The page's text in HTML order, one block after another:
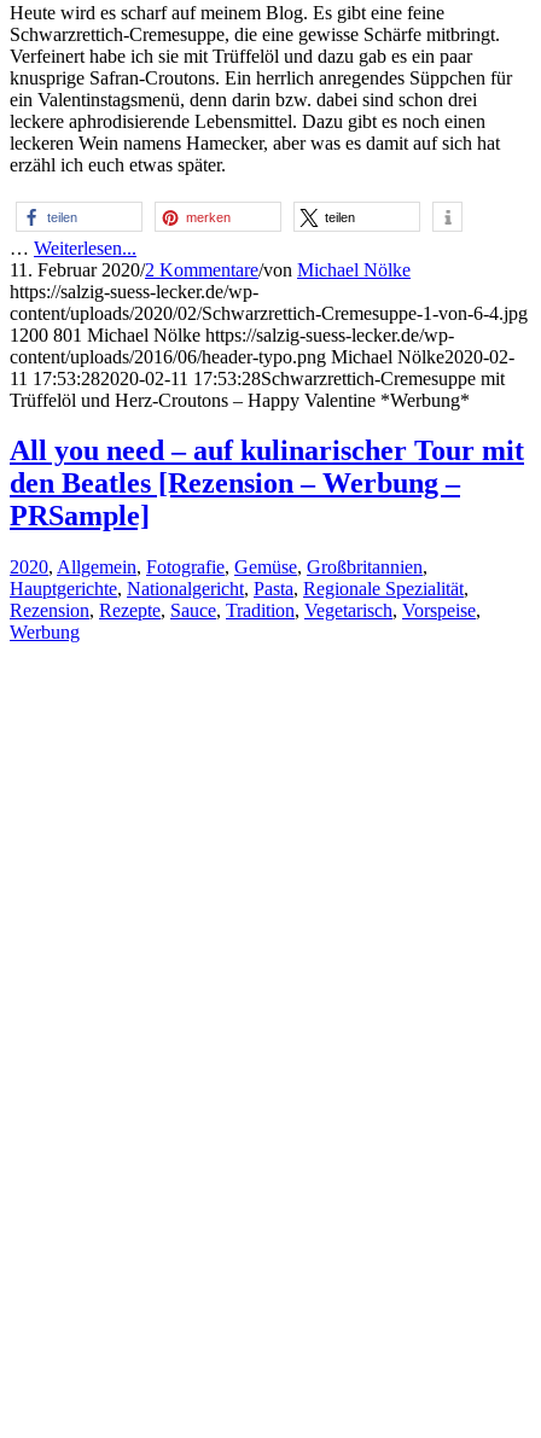
Heute wird es scharf auf meinem Blog. Es gibt eine feine
Schwarzrettich-Cremesuppe, die eine gewisse Schärfe mitbringt.
Verfeinert habe ich sie mit Trüffelöl und dazu gab es ein paar
knusprige Safran-Croutons. Ein herrlich anregendes Süppchen für
ein Valentinstagsmenü, denn darin bzw. dabei sind schon drei
leckere aphrodisierende Lebensmittel. Dazu gibt es noch einen
leckeren Wein namens Hamecker, aber was es damit auf sich hat
erzähl ich euch etwas später.
teilen merken teilen
… Weiterlesen...
11. Februar 2020/2 Kommentare/von Michael Nölke
https://salzig-suess-lecker.de/wp-
content/uploads/2020/02/Schwarzrettich-Cremesuppe-1-von-6-4.jpg
1200 801 Michael Nölke https://salzig-suess-lecker.de/wp-
content/uploads/2016/06/header-typo.png Michael Nölke2020-02-
11 17:53:282020-02-11 17:53:28Schwarzrettich-Cremesuppe mit
Trüffelöl und Herz-Croutons – Happy Valentine *Werbung*
All you need – auf kulinarischer Tour mit
den Beatles [Rezension – Werbung –
PRSample]
2020, Allgemein, Fotografie, Gemüse, Großbritannien,
Hauptgerichte, Nationalgericht, Pasta, Regionale Spezialität,
Rezension, Rezepte, Sauce, Tradition, Vegetarisch, Vorspeise,
Werbung